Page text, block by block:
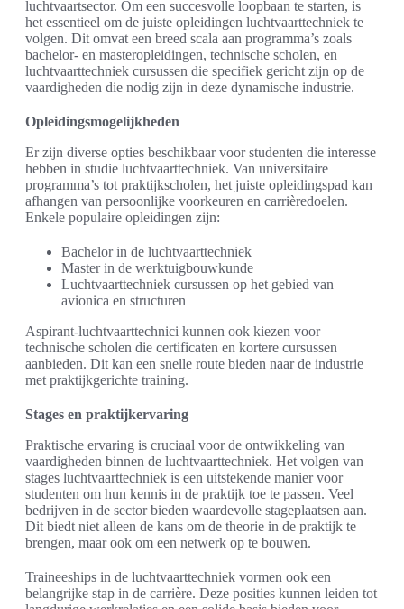
luchtvaartsector. Om een succesvolle loopbaan te starten, is
het essentieel om de juiste opleidingen luchtvaarttechniek te
volgen. Dit omvat een breed scala aan programma’s zoals
bachelor- en masteropleidingen, technische scholen, en
luchtvaarttechniek cursussen die specifiek gericht zijn op de
vaardigheden die nodig zijn in deze dynamische industrie.
Opleidingsmogelijkheden
Er zijn diverse opties beschikbaar voor studenten die interesse
hebben in studie luchtvaarttechniek. Van universitaire
programma’s tot praktijkscholen, het juiste opleidingspad kan
afhangen van persoonlijke voorkeuren en carrièredoelen.
Enkele populaire opleidingen zijn:
Bachelor in de luchtvaarttechniek
Master in de werktuigbouwkunde
Luchtvaarttechniek cursussen op het gebied van
avionica en structuren
Aspirant-luchtvaarttechnici kunnen ook kiezen voor
technische scholen die certificaten en kortere cursussen
aanbieden. Dit kan een snelle route bieden naar de industrie
met praktijkgerichte training.
Stages en praktijkervaring
Praktische ervaring is cruciaal voor de ontwikkeling van
vaardigheden binnen de luchtvaarttechniek. Het volgen van
stages luchtvaarttechniek is een uitstekende manier voor
studenten om hun kennis in de praktijk toe te passen. Veel
bedrijven in de sector bieden waardevolle stageplaatsen aan.
Dit biedt niet alleen de kans om de theorie in de praktijk te
brengen, maar ook om een netwerk op te bouwen.
Traineeships in de luchtvaarttechniek vormen ook een
belangrijke stap in de carrière. Deze posities kunnen leiden tot